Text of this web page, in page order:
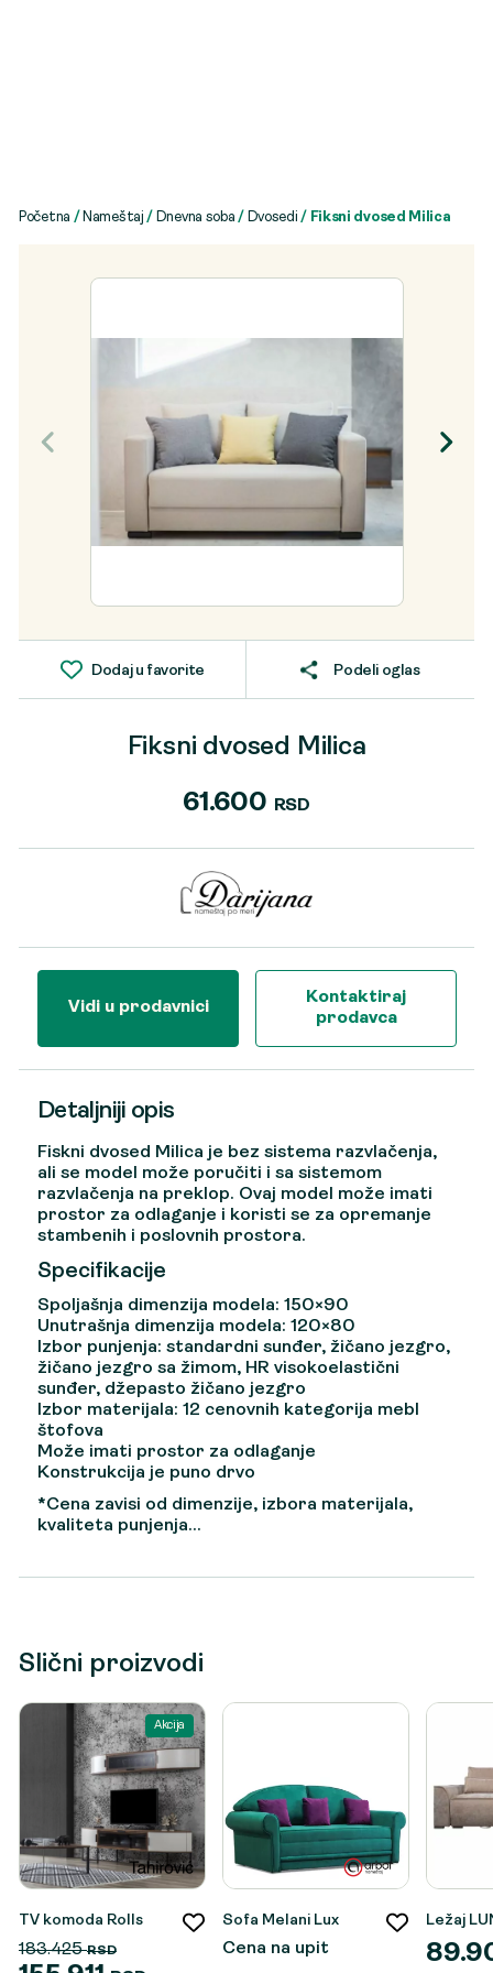
Početna / Nameštaj / Dnevna soba / Dvosedi / Fiksni dvosed Milica
Dodaj u favorite Podeli oglas
Fiksni dvosed Milica
61.600 RSD
Vidi u prodavnici
Kontaktiraj
prodavca
Detaljniji opis
Fiskni dvosed Milica je bez sistema razvlačenja,
ali se model može poručiti i sa sistemom
razvlačenja na preklop. Ovaj model može imati
prostor za odlaganje i koristi se za opremanje
stambenih i poslovnih prostora.
Specifikacije
Spoljašnja dimenzija modela: 150×90
Unutrašnja dimenzija modela: 120×80
Izbor punjenja: standardni sunđer, žičano jezgro,
žičano jezgro sa žimom, HR visokoelastični
sunđer, džepasto žičano jezgro
Izbor materijala: 12 cenovnih kategorija mebl
štofova
Može imati prostor za odlaganje
Konstrukcija je puno drvo
*Cena zavisi od dimenzije, izbora materijala,
kvaliteta punjenja…
Slični proizvodi
Akcija
TV komoda Rolls
183.425RSD
Sofa Melani Lux
Cena na upit
Ležaj